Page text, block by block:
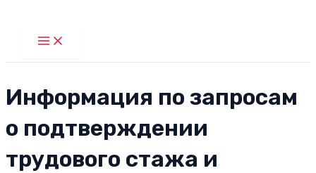
Main
Menu
Информация по запросам
о подтверждении
трудового стажа и